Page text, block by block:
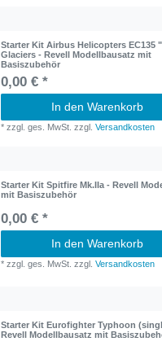
Starter Kit Airbus Helicopters EC135
Glaciers - Revell Modellbausatz mit
Basiszubehör
0,00 € *
In den Warenkorb
*zzgl. ges. MwSt. zzgl.Versandkosten
Starter Kit Spitfire Mk.IIa - Revell
mit Basiszubehör
0,00 € *
In den Warenkorb
*zzgl. ges. MwSt. zzgl.Versandkosten
Starter Kit Eurofighter Typhoon
Revell Modellbausatz mit